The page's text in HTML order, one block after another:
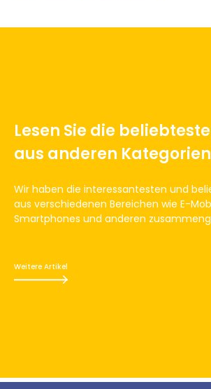
Lesen Sie die
aus anderen Kategorien
Wir haben die interessantesten und
aus verschiedenen Bereichen wie E-
Smartphones und anderen
Weitere Artikel